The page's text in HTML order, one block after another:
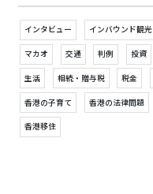
インタビュー インバウンド観光
マカオ 交通 判例 投資
生活 相続・贈与税 税金
香港の子育て 香港の法律問題
香港移住